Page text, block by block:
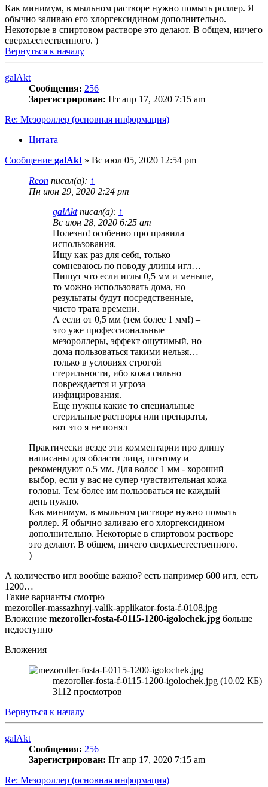
Как минимум, в мыльном растворе нужно помыть роллер. Я
обычно заливаю его хлоргексидином дополнительно.
Некоторые в спиртовом растворе это делают. В общем, ничего
сверхъестественного. )
Вернуться к началу
galAkt
Сообщения: 256
Зарегистрирован: Пт апр 17, 2020 7:15 am
Re: Мезороллер (основная информация)
Цитата
Сообщение galAkt » Вс июл 05, 2020 12:54 pm
Reon писал(а): ↑
Пн июн 29, 2020 2:24 pm
galAktписал(а): ↑
Вс июн 28, 2020 6:25 am
Полезно! особенно про правила
использования.
Ищу как раз для себя, только
сомневаюсь по поводу длины игл…
Пишут что если иглы 0,5 мм и меньше,
то можно использовать дома, но
результаты будут посредственные,
чисто трата времени.
А если от 0,5 мм (тем более 1 мм!) –
это уже профессиональные
мезороллеры, эффект ощутимый, но
дома пользоваться такими нельзя…
только в условиях строгой
стерильности, ибо кожа сильно
повреждается и угроза
инфицирования.
Еще нужны какие то специальные
стерильные растворы или препараты,
вот это я не понял
Практически везде эти комментарии про длину
написаны для области лица, поэтому и
рекомендуют о.5 мм. Для волос 1 мм - хороший
выбор, если у вас не супер чувствительная кожа
головы. Тем более им пользоваться не каждый
день нужно.
Как минимум, в мыльном растворе нужно помыть
роллер. Я обычно заливаю его хлоргексидином
дополнительно. Некоторые в спиртовом растворе
это делают. В общем, ничего сверхъестественного.
)
А количество игл вообще важно? есть например 600 игл, есть
1200…
Такие варианты смотрю
mezoroller-massazhnyj-valik-applikator-fosta-f-0108.jpg
Вложение mezoroller-fosta-f-0115-1200-igolochek.jpg больше
недоступно
Вложения
mezoroller-fosta-f-0115-1200-igolochek.jpg (10.02 КБ)
3112 просмотров
Вернуться к началу
galAkt
Сообщения: 256
Зарегистрирован: Пт апр 17, 2020 7:15 am
Re: Мезороллер (основная информация)